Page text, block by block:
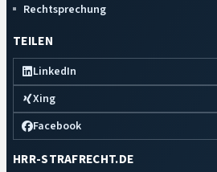
Rechtsprechung
TEILEN
LinkedIn
Xing
Facebook
HRR-STRAFRECHT.DE